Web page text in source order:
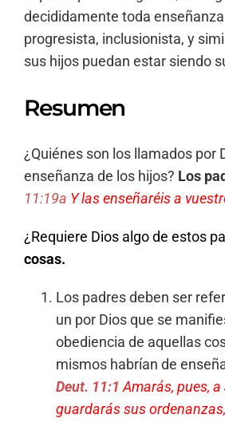
decididamente toda
progresista, inclusionista, y
sus hijos puedan estar siendo
Resumen
¿Quiénes son los llamados por
enseñanza de los hijos? Los
11:19a Y las enseñaréis a
¿Requiere Dios algo de estos
cosas.
Los padres deben ser
un por Dios que se
obediencia de aquellas
mismos habrían de
Deut. 11:1 Amarás, pues,
guardarás sus